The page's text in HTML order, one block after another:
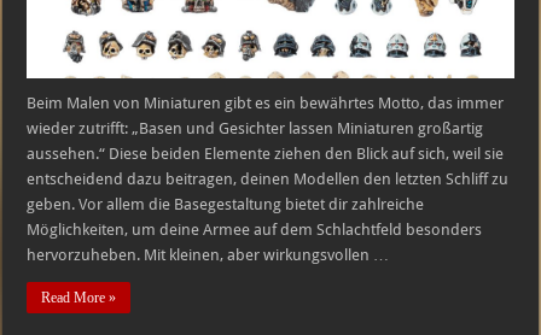
Beim Malen von Miniaturen gibt es ein bewährtes Motto, das immer
wieder zutrifft: „Basen und Gesichter lassen Miniaturen großartig
aussehen.“ Diese beiden Elemente ziehen den Blick auf sich, weil sie
entscheidend dazu beitragen, deinen Modellen den letzten Schliff zu
geben. Vor allem die Basegestaltung bietet dir zahlreiche
Möglichkeiten, um deine Armee auf dem Schlachtfeld besonders
hervorzuheben. Mit kleinen, aber wirkungsvollen …
Read More »